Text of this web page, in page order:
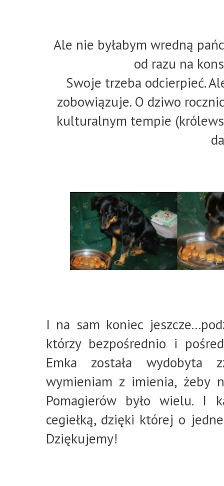
Ale nie byłabym wredną
od razu na
Swoje trzeba odcierpieć.
zobowiązuje. O dziwo
kulturalnym tempie
I na sam koniec
którzy bezpośrednio i
Emka została wydobyta
wymieniam z imienia, żeby
Pomagierów było wielu. I
cegiełką, dzięki której o
Dziękujemy!